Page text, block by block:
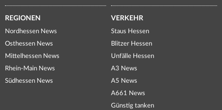
REGIONEN
Nordhessen News
Osthessen News
Mittelhessen News
Rhein-Main News
Südhessen News
VERKEHR
Staus Hessen
Blitzer Hessen
Unfälle Hessen
A3 News
A5 News
A661 News
Günstig tanken